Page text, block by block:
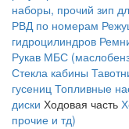
наборы, прочий зип
РВД по номерам
гидроцилиндров
Рукав МБС
Стекла кабины
гусениц Топливные
диски Ходовая часть
прочие и тд)